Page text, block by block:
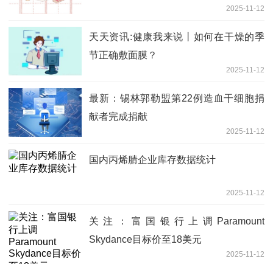
2025-11-12
天天资讯:健康我来说丨如何在干燥的季
节正确敷面膜？
2025-11-12
最新：锡林郭勒盟第22例造血干细胞捐
献者完成捐献
2025-11-12
国内丙烯腈企业库存数据统计
2025-11-12
关注：富国银行上调Paramount
Skydance目标价至18美元
2025-11-12